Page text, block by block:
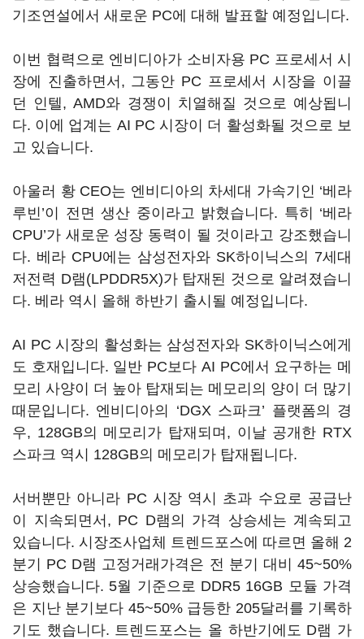
기조연설에서 새로운 PC에 대해 발표할 예정입니다.
이번 협력으로 엔비디아가 소비자용 PC 프로세서 시
장에 진출하면서, 그동안 PC 프로세서 시장을 이끌
던 인텔, AMD와 경쟁이 치열해질 것으로 예상됩니
다. 이에 업계는 AI PC 시장이 더 활성화될 것으로 보
고 있습니다.
아울러 황 CEO는 엔비디아의 차세대 가속기인 ‘베라
루빈’이 전면 생산 중이라고 밝혔습니다. 특히 ‘베라
CPU’가 새로운 성장 동력이 될 것이라고 강조했습니
다. 베라 CPU에는 삼성전자와 SK하이닉스의 7세대
저전력 D램(LPDDR5X)가 탑재된 것으로 알려졌습니
다. 베라 역시 올해 하반기 출시될 예정입니다.
AI PC 시장의 활성화는 삼성전자와 SK하이닉스에게
도 호재입니다. 일반 PC보다 AI PC에서 요구하는 메
모리 사양이 더 높아 탑재되는 메모리의 양이 더 많기
때문입니다. 엔비디아의 ‘DGX 스파크’ 플랫폼의 경
우, 128GB의 메모리가 탑재되며, 이날 공개한 RTX
스파크 역시 128GB의 메모리가 탑재됩니다.
서버뿐만 아니라 PC 시장 역시 초과 수요로 공급난
이 지속되면서, PC D램의 가격 상승세는 계속되고
있습니다. 시장조사업체 트렌드포스에 따르면 올해 2
분기 PC D램 고정거래가격은 전 분기 대비 45~50%
상승했습니다. 5월 기준으로 DDR5 16GB 모듈 가격
은 지난 분기보다 45~50% 급등한 205달러를 기록하
기도 했습니다. 트렌드포스는 올 하반기에도 D램 가